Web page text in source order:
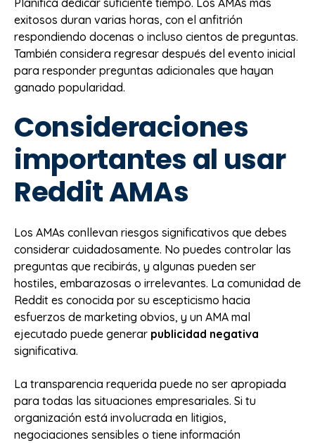
exitosos duran varias horas, con el anfitrión
respondiendo docenas o incluso cientos de preguntas.
También considera regresar después del evento inicial
para responder preguntas adicionales que hayan
ganado popularidad.
Consideraciones
importantes al usar
Reddit AMAs
Los AMAs conllevan riesgos significativos que debes
considerar cuidadosamente. No puedes controlar las
preguntas que recibirás, y algunas pueden ser
hostiles, embarazosas o irrelevantes. La comunidad de
Reddit es conocida por su escepticismo hacia
esfuerzos de marketing obvios, y un AMA mal
ejecutado puede generar publicidad negativa
significativa.
La transparencia requerida puede no ser apropiada
para todas las situaciones empresariales. Si tu
organización está involucrada en litigios,
negociaciones sensibles o tiene información